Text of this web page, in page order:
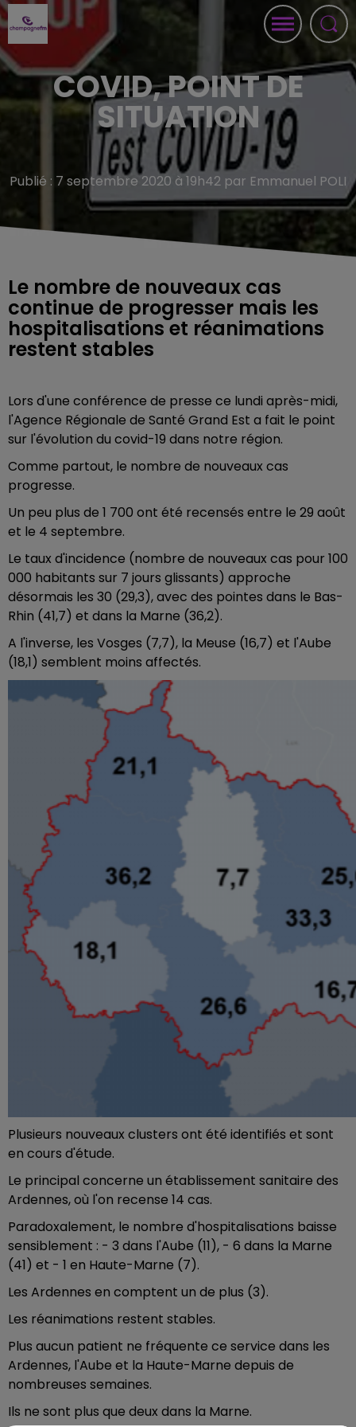
COVID, POINT DE
SITUATION
Publié : 7 septembre 2020 à 19h42 par Emmanuel POLI
Le nombre de nouveaux cas
continue de progresser mais les
hospitalisations et réanimations
restent stables
Lors d'une conférence de presse ce lundi après-midi,
l'Agence Régionale de Santé Grand Est a fait le point
sur l'évolution du covid-19 dans notre région.
Comme partout, le nombre de nouveaux cas
progresse.
Un peu plus de 1 700 ont été recensés entre le 29 août
et le 4 septembre.
Le taux d'incidence (nombre de nouveaux cas pour 100
000 habitants sur 7 jours glissants) approche
désormais les 30 (29,3), avec des pointes dans le Bas-
Rhin (41,7) et dans la Marne (36,2).
A l'inverse, les Vosges (7,7), la Meuse (16,7) et l'Aube
(18,1) semblent moins affectés.
Plusieurs nouveaux clusters ont été identifiés et sont
en cours d'étude.
Le principal concerne un établissement sanitaire des
Ardennes, où l'on recense 14 cas.
Paradoxalement, le nombre d'hospitalisations baisse
sensiblement : - 3 dans l'Aube (11), - 6 dans la Marne
(41) et - 1 en Haute-Marne (7).
Les Ardennes en comptent un de plus (3).
Les réanimations restent stables.
Plus aucun patient ne fréquente ce service dans les
Ardennes, l'Aube et la Haute-Marne depuis de
nombreuses semaines.
Ils ne sont plus que deux dans la Marne.